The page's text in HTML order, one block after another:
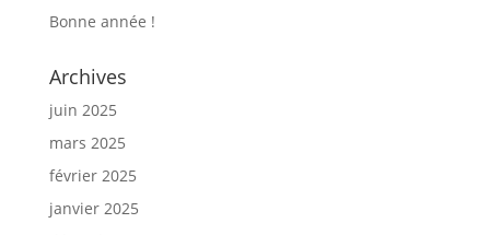
Bonne année !
Archives
juin 2025
mars 2025
février 2025
janvier 2025